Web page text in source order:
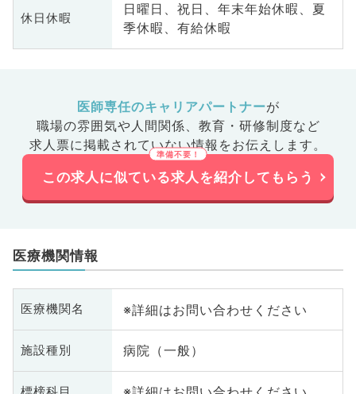
休日休暇
日曜日、祝日、年末年始休暇、夏
季休暇、有給休暇
医師専任のキャリアパートナーが
職場の雰囲気や人間関係、 教育・研修制度など
求人票に掲載されていない情報をお伝えします。
この求人に似ている求人を紹介してもらう
医療機関情報
医療機関名 ※詳細はお問い合わせください
施設種別 病院（一般）